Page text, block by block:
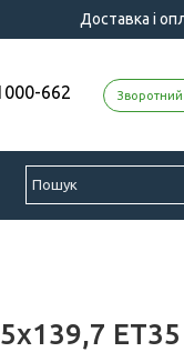
Доставка і
662 Зворотний